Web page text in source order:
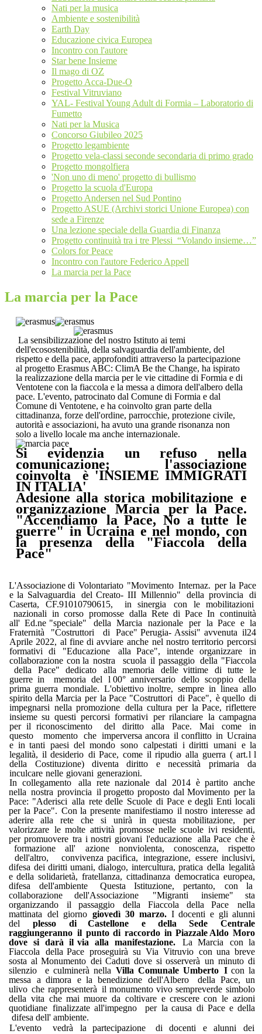
Nati per la musica
Ambiente e sostenibilità
Earth Day
Educazione civica Europea
Incontro con l'autore
Star bene Insieme
Il mago di OZ
Progetto Acca-Due-O
Festival Vitruviano
YAL- Festival Young Adult di Formia – Laboratorio di
Fumetto
Nati per la Musica
Concorso Giubileo 2025
Progetto legambiente
Progetto vela-classi seconde secondaria di primo grado
Progetto mongolfiera
'Non uno di meno' progetto di bullismo
Progetto la scuola d'Europa
Progetto Andersen nel Sud Pontino
Progetto ASUE (Archivi storici Unione Europea) con
sede a Firenze
Una lezione speciale della Guardia di Finanza
Progetto continuità tra i tre Plessi “Volando insieme…”
Colors for Peace
Incontro con l'autore Federico Appell
La marcia per la Pace
La marcia per la Pace
La sensibilizzazione del nostro Istituto ai temi
dell'ecosostenibilità, della salvaguardia dell'ambiente, del
rispetto e della pace, approfonditi attraverso la partecipazione
al progetto Erasmus ABC: ClimA Be the Change, ha ispirato
la realizzazione della marcia per le vie cittadine di Formia e di
Ventotene con la fiaccola e la messa a dimora dell'albero della
pace. L'evento, patrocinato dal Comune di Formia e dal
Comune di Ventotene, e ha coinvolto gran parte della
cittadinanza, forze dell'ordine, parrocchie, protezione civile,
autorità e associazioni, ha avuto una grande risonanza non
solo a livello locale ma anche internazionale.
Si evidenzia un refuso nella
comunicazione; l'associazione
coinvolta è 'INSIEME IMMIGRATI
IN ITALIA'
Adesione alla storica mobilitazione e
organizzazione Marcia per la Pace.
"Accendiamo la Pace, No a tutte le
guerre" in Ucraina e nel mondo, con
la presenza della "Fiaccola della
Pace"
L'Associazione di Volontariato "Movimento Internaz. per la Pace
e la Salvaguardia delCreato- III Millennio" della provincia
di
Caserta,
CF.91010790615, in sinergia con le mobilitazioni
nazionali
in corso promosse dalla Rete di Pace In continuità
all' Ed.ne "speciale" della Marcia nazionale per la Pace e la
Fraternità
"Costruttori di Pace"Perugia- Assisi" avvenuta il24
Aprile 2022, al fine di avviare anche nel nostro territorio percorsi
formativi
di "Educazione alla Pace", intende organizzare
in
collaborazione conla nostra scuola il passaggio della "Fiaccola
della
Pace" dedicato alla memoria delle vittime di tutte
le
guerre in memoria del l 00° anniversario dello scoppio della
prima guerra mondiale. L'obiettivo inoltre, sempre in linea allo
spirito della Marcia per la Pace "Costruttori di Pace", è quello di
impegnarsi nella promozione della cultura per laPace, riflettere
insieme su questi percorsi formativi per rilanciare la campagna
per il riconoscimento del diritto alla Pace. Mai come
in
questo
momento che imperversa ancora il conflitto in Ucraina
e in tanti paesi del mondo sono calpestati i diritti umani e la
legalità, il desiderio di Pace, come il ripudio alla guerra ( art.l l
della
Costituzione) diventa diritto e necessità primaria
da
inculcare nelle giovani generazioni.
In collegamento alla rete nazionale dal 2014 è partito anche
nella nostra provincia il progetto proposto dal Movimento per la
Pace: "Aderisci alla rete delle Scuole di Pace edegli Enti locali
per la Pace". Con la presente manifestiamo il nostro interesse ad
aderirealla rete che si unirà in questa mobilitazione,
per
valorizzare le molte attività promosse nelle scuole ivi residenti,
per promuovere tra i nostri giovani l'educazione alla Pace che è
formazione
all' azione nonviolenta, conoscenza,
rispetto
dell'altro,
convivenzapacifica, integrazione, essere inclusivi,
difesa dei diritti umani, dialogo, intercultura, pratica della legalità
e della solidarietà, fratellanza, cittadinanza democratica europea,
difesa
dell'ambiente Questa Istituzione, pertanto, con
la
collaborazione dell'Associazione "Migranti insieme"
sta
organizzando
il passaggio della Fiaccola dellaPace
nella
mattinata
del giorno giovedì 30 marzo. I docenti e gli alunni
del
plesso di Castellone e della Sede
Centrale
raggiungeranno il punto di raccordo in Piazzale Aldo Moro
dove si darà il via alla manifestazione. La Marcia con la
Fiaccola
dellaPace proseguirà su Via Vitruvio con una breve
sosta al Monumento dei Caduti dove si osserverà un minuto di
silenzio
e culminerà nella Villa Comunale Umberto I con la
messa
a dimora e la benedizione dell'Albero della Pace, un
ulivo che rappresenterà il monumento vivo sempreverde simbolo
della vita che mai muore da coltivare e crescerecon le azioni
quotidiane finalizzate all'impegno per la causa di Pace e della
difesa dell'ambiente.
L'evento
vedrà la partecipazione di docenti e alunni
dei